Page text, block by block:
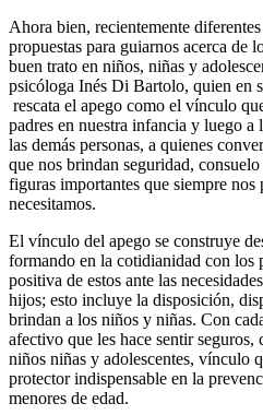
Ahora bien, recientemente
propuestas para guiarnos acerca de
buen trato en niños, niñas y
psicóloga Inés Di Bartolo, quien en
rescata el apego como el vínculo
padres en nuestra infancia y luego a
las demás personas, a quienes
que nos brindan seguridad,
figuras importantes que siempre
necesitamos.
El vínculo del apego se construye
formando en la cotidianidad con los
positiva de estos ante las
hijos; esto incluye la disposición,
brindan a los niños y niñas. Con
afectivo que les hace sentir
niños niñas y adolescentes, vínculo
protector indispensable en la
menores de edad.